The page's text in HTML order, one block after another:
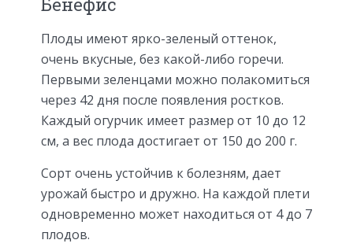
Плоды имеют ярко-зеленый оттенок,
очень вкусные, без какой-либо горечи.
Первыми зеленцами можно полакомиться
через 42 дня после появления ростков.
Каждый огурчик имеет размер от 10 до 12
см, а вес плода достигает от 150 до 200 г.
Сорт очень устойчив к болезням, дает
урожай быстро и дружно. На каждой плети
одновременно может находиться от 4 до 7
плодов.